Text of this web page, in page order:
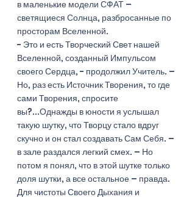
в маленькие модели СФАТ –
светящиеся Солнца, разбросанные по
просторам Вселенной.
- Это и есть Творческий Свет нашей
Вселенной, созданный Импульсом
своего Сердца, - продолжил Учитель. –
Но, раз есть Источник Творения, то где
сами Творения, спросите
вы?...Однажды в юности я услышал
такую шутку, что Творцу стало вдруг
скучно и он стал создавать Сам Себя. –
в зале раздался легкий смех. – Но
потом я понял, что в этой шутке только
доля шутки, а все остальное – правда.
Для чистоты Своего Дыхания и